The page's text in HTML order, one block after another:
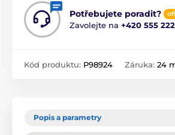
Potřebujete poradit?
Zavolejte na +420 555
Kód produktu: P98924 Záruka: 24
Popis a parametry